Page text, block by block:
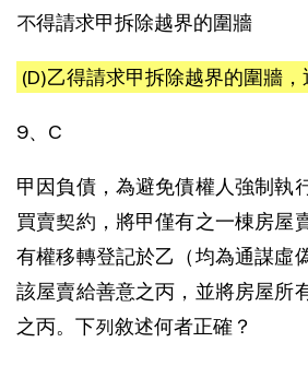
不得請求甲拆除越界的圍牆
(D)乙得請求甲拆除越界的圍牆
9、C
甲因負債，為避免債權人強制執
買賣契約，將甲僅有之一棟房屋
有權移轉登記於乙（均為通謀虛
該屋賣給善意之丙，並將房屋所
之丙。下列敘述何者正確？